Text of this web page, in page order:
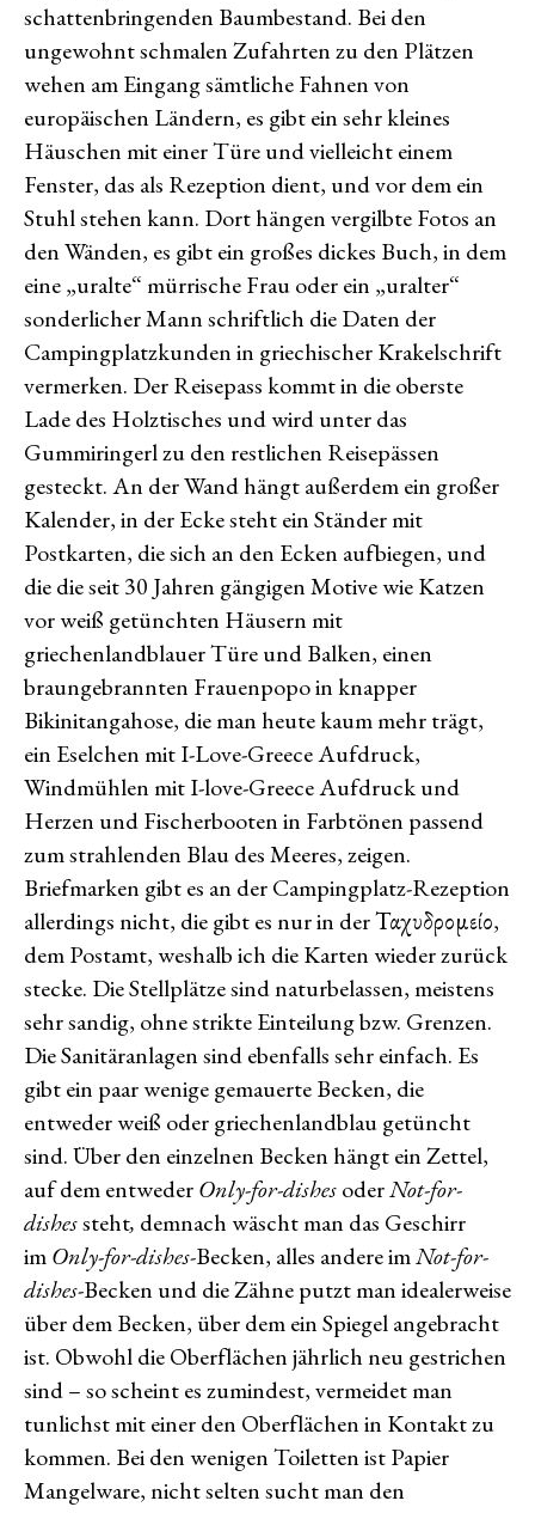
schattenbringenden Baumbestand. Bei den
ungewohnt schmalen Zufahrten zu den Plätzen
wehen am Eingang sämtliche Fahnen von
europäischen Ländern, es gibt ein sehr kleines
Häuschen mit einer Türe und vielleicht einem
Fenster, das als Rezeption dient, und vor dem ein
Stuhl stehen kann. Dort hängen vergilbte Fotos an
den Wänden, es gibt ein großes dickes Buch, in dem
eine „uralte“ mürrische Frau oder ein „uralter“
sonderlicher Mann schriftlich die Daten der
Campingplatzkunden in griechischer Krakelschrift
vermerken. Der Reisepass kommt in die oberste
Lade des Holztisches und wird unter das
Gummiringerl zu den restlichen Reisepässen
gesteckt. An der Wand hängt außerdem ein großer
Kalender, in der Ecke steht ein Ständer mit
Postkarten, die sich an den Ecken aufbiegen, und
die die seit 30 Jahren gängigen Motive wie Katzen
vor weiß getünchten Häusern mit
griechenlandblauer Türe und Balken, einen
braungebrannten Frauenpopo in knapper
Bikinitangahose, die man heute kaum mehr trägt,
ein Eselchen mit I-Love-Greece Aufdruck,
Windmühlen mit I-love-Greece Aufdruck und
Herzen und Fischerbooten in Farbtönen passend
zum strahlenden Blau des Meeres, zeigen.
Briefmarken gibt es an der Campingplatz-Rezeption
allerdings nicht, die gibt es nur in der Ταχυδρομείο,
dem Postamt, weshalb ich die Karten wieder zurück
stecke. Die Stellplätze sind naturbelassen, meistens
sehr sandig, ohne strikte Einteilung bzw. Grenzen.
Die Sanitäranlagen sind ebenfalls sehr einfach. Es
gibt ein paar wenige gemauerte Becken, die
entweder weiß oder griechenlandblau getüncht
sind. Über den einzelnen Becken hängt ein Zettel,
auf dem entwederOnly-for-dishesoderNot-for-
dishessteht, demnach wäscht man das Geschirr
imOnly-for-dishes-Becken, alles andere imNot-for-
dishes-Becken und die Zähne putzt man idealerweise
über dem Becken, über dem ein Spiegel angebracht
ist. Obwohl die Oberflächen jährlich neu gestrichen
sind – so scheint es zumindest, vermeidet man
tunlichst mit einer den Oberflächen in Kontakt zu
kommen. Bei den wenigen Toiletten ist Papier
Mangelware, nicht selten sucht man den